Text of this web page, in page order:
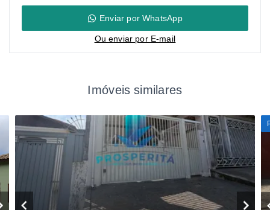
Enviar por WhatsApp
Ou enviar por E-mail
Imóveis similares